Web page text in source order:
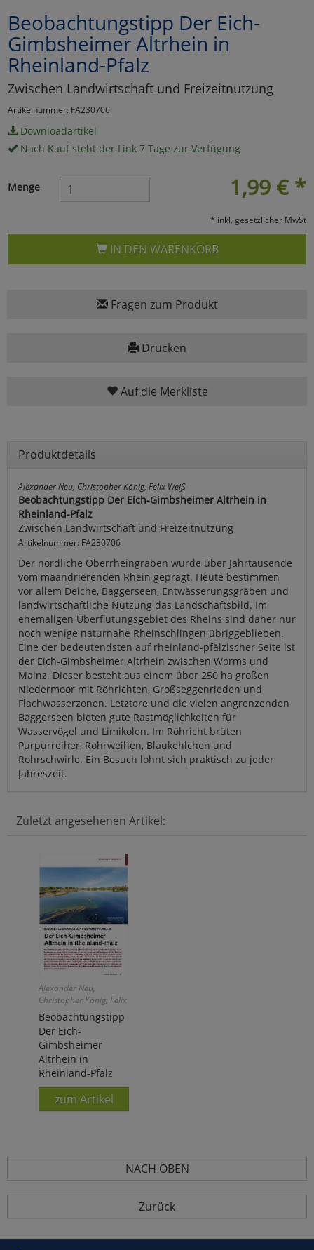
Beobachtungstipp Der Eich-
Gimbsheimer Altrhein in
Rheinland-Pfalz
Zwischen Landwirtschaft und Freizeitnutzung
Artikelnummer: FA230706
Downloadartikel
Nach Kauf steht der Link 7 Tage zur Verfügung
1,99 € *
Menge
* inkl. gesetzlicher MwSt
IN DEN WARENKORB
Fragen zum Produkt
Drucken
Auf die Merkliste
Produktdetails
Alexander Neu, Christopher König, Felix Weiß
Beobachtungstipp Der Eich-Gimbsheimer Altrhein in
Rheinland-Pfalz
Zwischen Landwirtschaft und Freizeitnutzung
Artikelnummer: FA230706
Der nördliche Oberrheingraben wurde über Jahrtausende
vom mäandrierenden Rhein geprägt. Heute bestimmen
vor allem Deiche, Baggerseen, Entwässerungsgräben und
landwirtschaftliche Nutzung das Landschaftsbild. Im
ehemaligen Überflutungsgebiet des Rheins sind daher nur
noch wenige naturnahe Rheinschlingen übriggeblieben.
Eine der bedeutendsten auf rheinland-pfälzischer Seite ist
der Eich-Gimbsheimer Altrhein zwischen Worms und
Mainz. Dieser besteht aus einem über 250 ha großen
Niedermoor mit Röhrichten, Großseggenrieden und
Flachwasserzonen. Letztere und die vielen angrenzenden
Baggerseen bieten gute Rastmöglichkeiten für
Wasservögel und Limikolen. Im Röhricht brüten
Purpurreiher, Rohrweihen, Blaukehlchen und
Rohrschwirle. Ein Besuch lohnt sich praktisch zu jeder
Jahreszeit.
Zuletzt angesehenen Artikel:
Alexander Neu,
Christopher König, Felix
Weiß
Beobachtungstipp
Der Eich-
Gimbsheimer
Altrhein in
Rheinland-Pfalz
zum Artikel
NACH OBEN
Zurück
Marketing
Umfragetools
Cookies
Einstellungen speichern
zurück
zu Haupptseite